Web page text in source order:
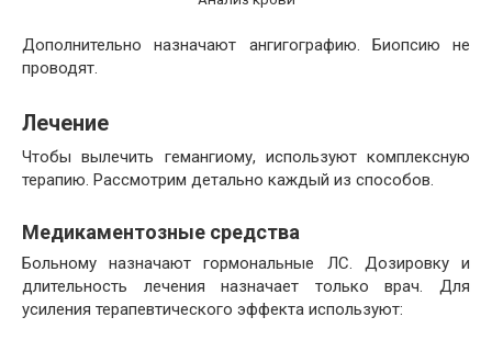
Дополнительно назначают ангигографию. Биопсию не
проводят.
Лечение
Чтобы вылечить гемангиому, используют комплексную
терапию. Рассмотрим детально каждый из способов.
Медикаментозные средства
Больному назначают гормональные ЛС. Дозировку и
длительность лечения назначает только врач. Для
усиления терапевтического эффекта используют: